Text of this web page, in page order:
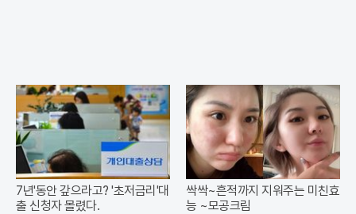
7년'동안 갚으라고? '초저금리'대
출 신청자 몰렸다.
싹싹~흔적까지 지워주는 미친효
능 ~모공크림